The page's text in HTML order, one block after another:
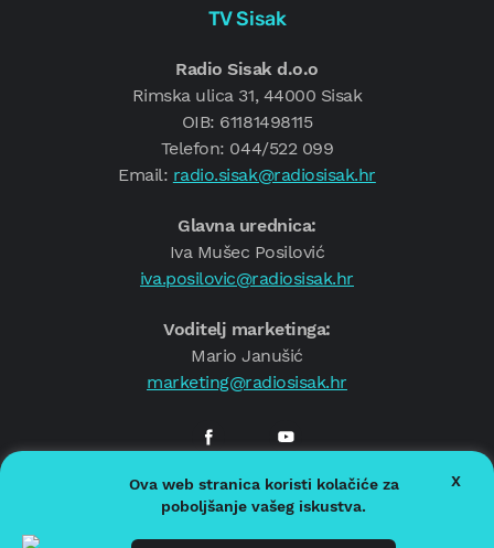
TV Sisak
Radio Sisak d.o.o
Rimska ulica 31, 44000 Sisak
OIB: 61181498115
Telefon: 044/522 099
Email: radio.sisak@radiosisak.hr
Glavna urednica:
Iva Mušec Posilović
iva.posilovic@radiosisak.hr
Voditelj marketinga:
Mario Janušić
marketing@radiosisak.hr
© 2026.Radio Sisak
Politika privatnosti
Ova web stranica koristi kolačiće za
poboljšanje vašeg iskustva.
X